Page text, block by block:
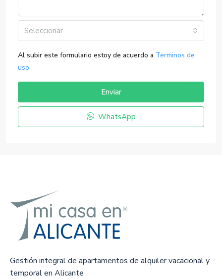
Seleccionar
Al subir este formulario estoy de acuerdo a Terminos de
uso
Enviar
WhatsApp
Gestión integral de apartamentos de alquiler vacacional y
temporal en Alicante